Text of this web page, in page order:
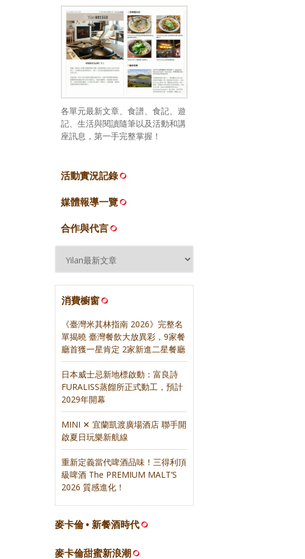
各單元最新文章、食譜、食記、遊
記、生活與閱讀隨筆以及活動和講
座訊息，第一手完整掌握！
活動實況記錄
媒體報導一覽
合作與代言
消費櫥窗
《臺灣米其林指南 2026》完整名
單揭曉 臺灣餐飲大放異彩，9家餐
廳首獲一星肯定 2家新進二星餐廳
日本威士忌新地標啟動：富良詩
FURALISS蒸餾所正式動工，預計
2029年開幕
MINI ✕ 宜蘭凱渡廣場酒店 聯手開
啟夏日玩樂新航線
重新定義當代啤酒品味！三得利頂
級啤酒 The PREMIUM MALT’S
2026 質感進化！
麥卡倫 • 新餐酒時代
麥卡倫甜蜜新浪潮